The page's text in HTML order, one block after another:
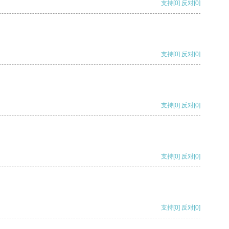
支持[0] 反对[0]
支持[0] 反对[0]
支持[0] 反对[0]
支持[0] 反对[0]
支持[0] 反对[0]